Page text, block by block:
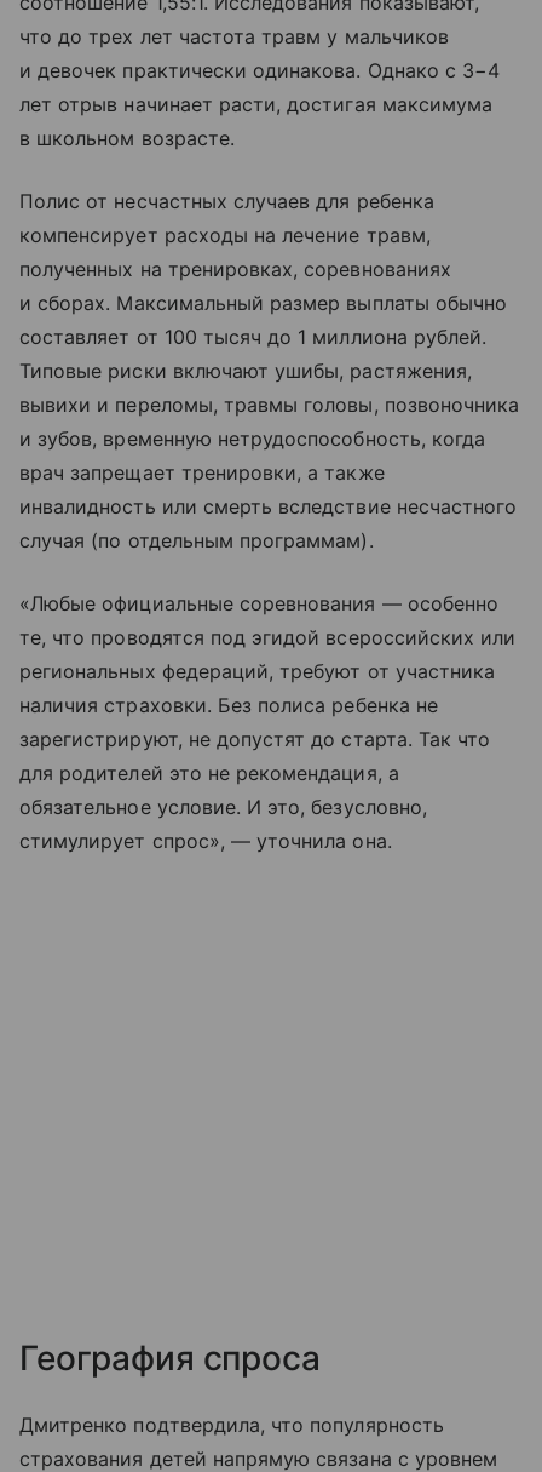
что до трех лет частота травм у мальчиков
и девочек практически одинакова. Однако с 3−4
лет отрыв начинает расти, достигая максимума
в школьном возрасте.
Полис от несчастных случаев для ребенка
компенсирует расходы на лечение травм,
полученных на тренировках, соревнованиях
и сборах. Максимальный размер выплаты обычно
составляет от 100 тысяч до 1 миллиона рублей.
Типовые риски включают ушибы, растяжения,
вывихи и переломы, травмы головы, позвоночника
и зубов, временную нетрудоспособность, когда
врач запрещает тренировки, а также
инвалидность или смерть вследствие несчастного
случая (по отдельным программам).
«Любые официальные соревнования — особенно
те, что проводятся под эгидой всероссийских или
региональных федераций, требуют от участника
наличия страховки. Без полиса ребенка не
зарегистрируют, не допустят до старта. Так что
для родителей это не рекомендация, а
обязательное условие. И это, безусловно,
стимулирует спрос», — уточнила она.
География спроса
Дмитренко подтвердила, что популярность
страхования детей напрямую связана с уровнем